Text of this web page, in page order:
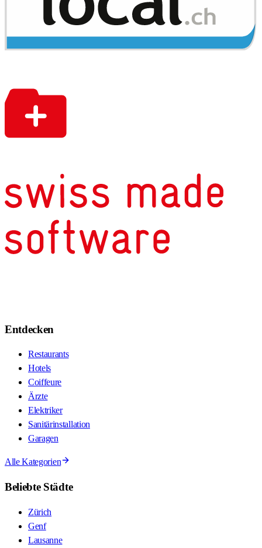
Entdecken
Restaurants
Hotels
Coiffeure
Ärzte
Elektriker
Sanitärinstallation
Garagen
Alle Kategorien
Beliebte Städte
Zürich
Genf
Lausanne